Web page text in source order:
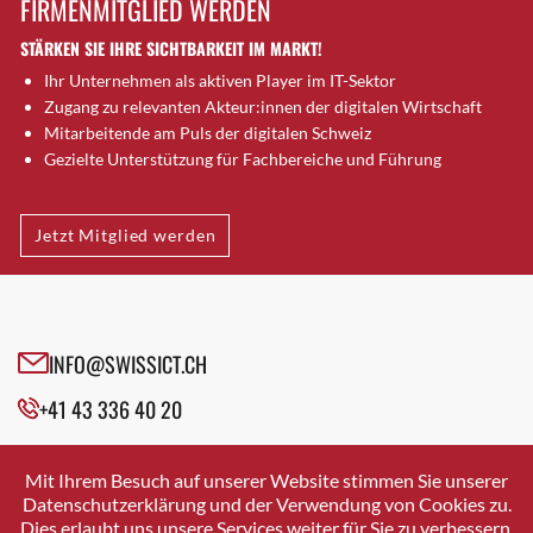
Brugg AG
Brütten
Bubendorf
Bubikon
Buchs (SG)
Bäretswil
Bülach
Cazis
Crissier
Davos Platz
Dierikon
Dietikon
FIRMENMITGLIED WERDEN
STÄRKEN SIE IHRE SICHTBARKEIT IM MARKT!
Ihr Unternehmen als aktiven Player im IT-Sektor
Zugang zu relevanten Akteur:innen der digitalen Wirtschaft
Mitarbeitende am Puls der digitalen Schweiz
Gezielte Unterstützung für Fachbereiche und Führung
Jetzt Mitglied werden
INFO@SWISSICT.CH
+41 43 336 40 20
SWISSICT
VULKANSTRASSE 120
8048 ZURICH
Mit Ihrem Besuch auf unserer Website stimmen Sie unserer
Datenschutzerklärung und der Verwendung von Cookies zu.
Dies erlaubt uns unsere Services weiter für Sie zu verbessern.